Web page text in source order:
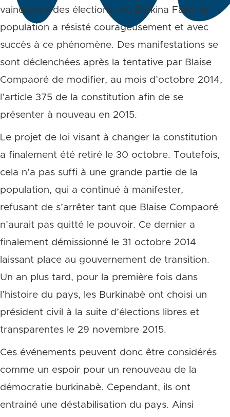
vainqueurs des élections. Au Burkina Faso, la
population a résisté courageusement et avec
succès à ce phénomène. Des manifestations se
sont déclenchées après la tentative par Blaise
Compaoré de modifier, au mois d’octobre 2014,
l’article 375 de la constitution afin de se
présenter à nouveau en 2015.
Le projet de loi visant à changer la constitution
a finalement été retiré le 30 octobre. Toutefois,
cela n’a pas suffi à une grande partie de la
population, qui a continué à manifester,
refusant de s’arrêter tant que Blaise Compaoré
n’aurait pas quitté le pouvoir. Ce dernier a
finalement démissionné le 31 octobre 2014
laissant place au gouvernement de transition.
Un an plus tard, pour la première fois dans
l’histoire du pays, les Burkinabè ont choisi un
président civil à la suite d’élections libres et
transparentes le 29 novembre 2015.
Ces événements peuvent donc être considérés
comme un espoir pour un renouveau de la
démocratie burkinabè. Cependant, ils ont
entrainé une déstabilisation du pays. Ainsi